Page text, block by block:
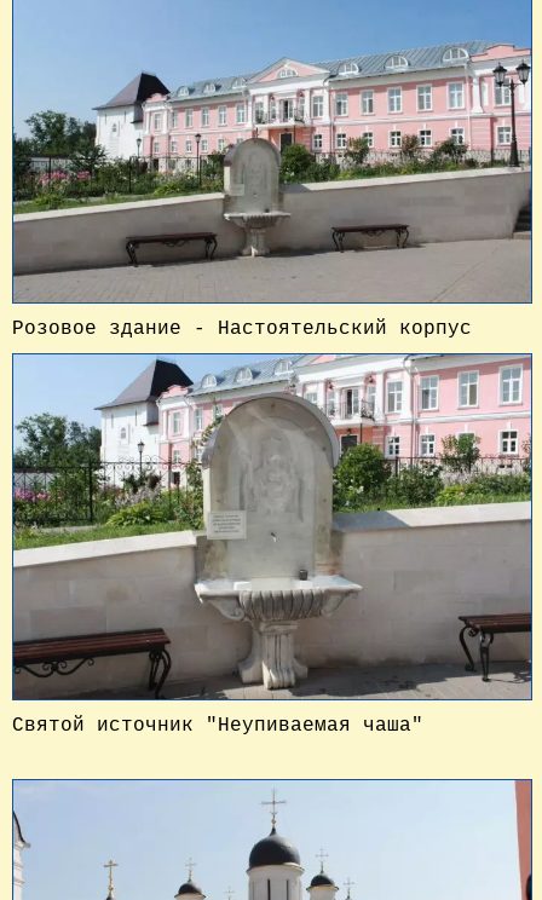
Розовое здание - Настоятельский корпус
Святой источник "Неупиваемая чаша"